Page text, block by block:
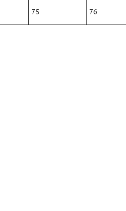
75 76